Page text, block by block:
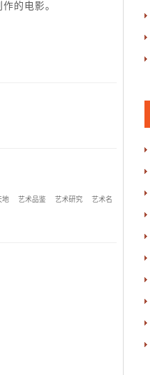
的电影。
地 艺术品鉴 艺术研究
艺术名